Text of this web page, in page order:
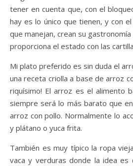
tener en cuenta que, con el
hay es lo único que tienen, y con
que manejan, crean su
proporciona el estado con las
Mi plato preferido es sin duda el
una receta criolla a base de arroz
riquísimo! El arroz es el alimento
siempre será lo más barato que
arroz con pollo. Normalmente lo
y plátano o yuca frita.
También es muy típico la ropa
vaca y verduras donde la idea es